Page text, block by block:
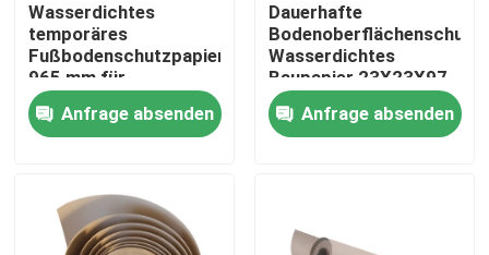
Nach Hause
Kontakte
Wasserdichtes
temporäres
Fußbodenschutzpapier
965 mm für
Bauprojekte
Anfrage absenden
Dauerhafte
Wasserdichtes
Baupapier 23X23X97
Cm
Anfrage absenden